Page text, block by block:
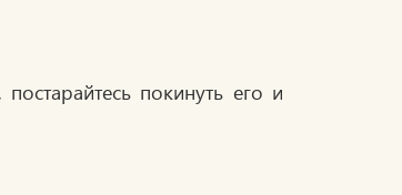
покинуть его и